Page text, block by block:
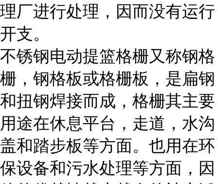
理厂进行处理，因而没有运行
开支。
不锈钢电动提篮格栅又称钢格
栅，钢格板或格栅板，是扁钢
和扭钢焊接而成，格栅其主要
用途在休息平台，走道，水沟
盖和踏步板等方面。也用在环
保设备和污水处理等方面，因